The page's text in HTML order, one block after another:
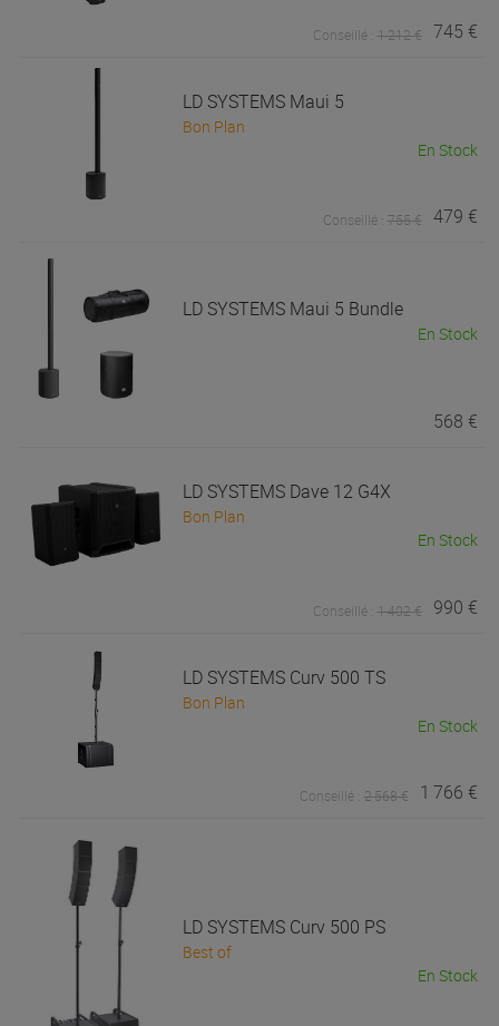
Conseillé : 1 212 € 745 €
LD SYSTEMS Maui 5
Bon Plan
En Stock
Conseillé : 755 € 479 €
LD SYSTEMS Maui 5 Bundle
En Stock
568 €
LD SYSTEMS Dave 12 G4X
Bon Plan
En Stock
Conseillé : 1 402 € 990 €
LD SYSTEMS Curv 500 TS
Bon Plan
En Stock
Conseillé : 2 568 € 1 766 €
LD SYSTEMS Curv 500 PS
Best of
En Stock